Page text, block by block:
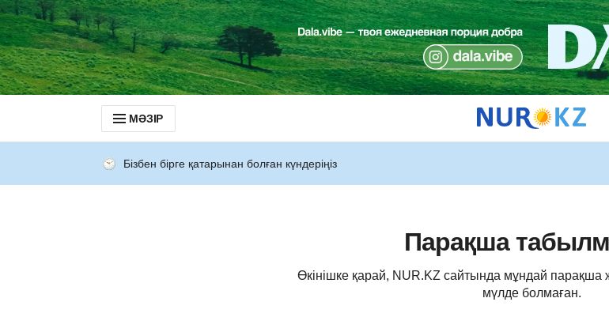
МӘЗІР
Бізбен бірге қатарынан болған күндеріңіз
Парақша
Өкінішке қарай, NUR.KZ сайтында мұндай парақша
мүлде болмаған.